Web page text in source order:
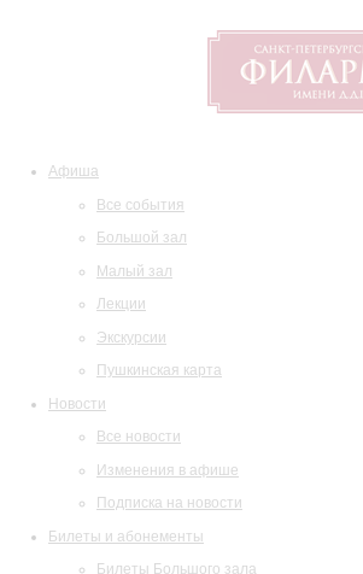
Афиша
Все события
Большой зал
Малый зал
Лекции
Экскурсии
Пушкинская карта
Новости
Все новости
Изменения в афише
Подписка на новости
Билеты и абонементы
Билеты Большого зала